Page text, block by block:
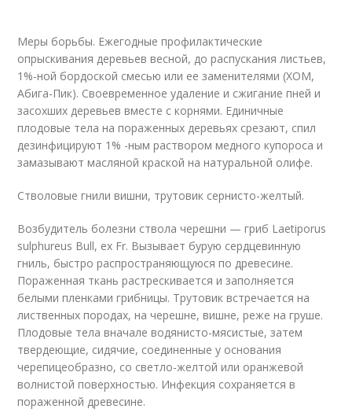
Меры борьбы. Ежегодные профилактические
опрыскивания деревьев весной, до распускания листьев,
1%-ной бордоской смесью или ее заменителями (ХОМ,
Абига-Пик). Своевременное удаление и сжигание пней и
засохших деревьев вместе с корнями. Единичные
плодовые тела на пораженных деревьях срезают, спил
дезинфицируют 1% -ным раствором медного купороса и
замазывают масляной краской на натуральной олифе.
Стволовые гнили вишни, трутовик сернисто-желтый.
Возбудитель болезни ствола черешни — гриб Laetiporus
sulphureus Bull, ex Fr. Вызывает бурую сердцевинную
гниль, быстро распространяющуюся по древесине.
Пораженная ткань растрескивается и заполняется
белыми пленками грибницы. Трутовик встречается на
лиственных породах, на черешне, вишне, реже на груше.
Плодовые тела вначале водянисто-мясистые, затем
твердеющие, сидячие, соединенные у основания
черепицеобразно, со светло-желтой или оранжевой
волнистой поверхностью. Инфекция сохраняется в
пораженной древесине.